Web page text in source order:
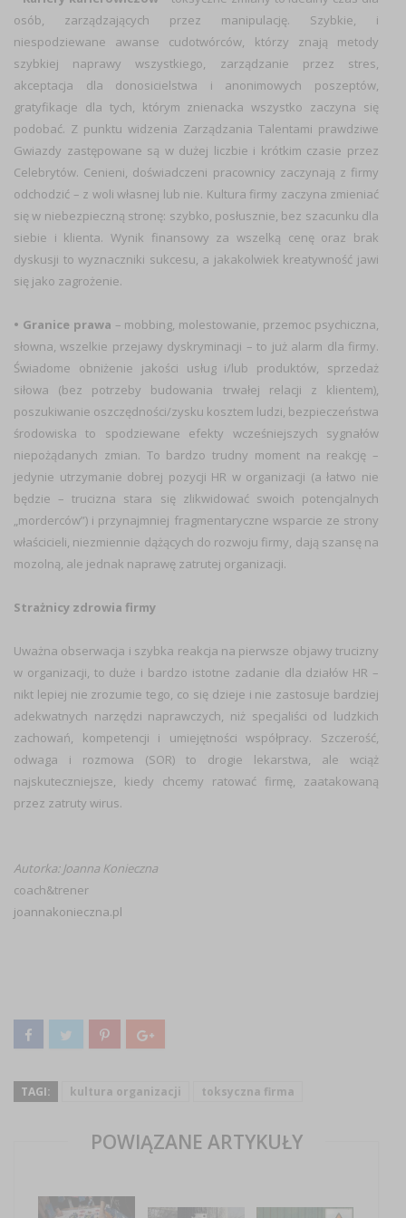
osób, zarządzających przez manipulację. Szybkie, i
niespodziewane awanse cudotwórców, którzy znają metody
szybkiej naprawy wszystkiego, zarządzanie przez stres,
akceptacja dla donosicielstwa i anonimowych poszeptów,
gratyfikacje dla tych, którym znienacka wszystko zaczyna się
podobać. Z punktu widzenia Zarządzania Talentami prawdziwe
Gwiazdy zastępowane są w dużej liczbie i krótkim czasie przez
Celebrytów. Cenieni, doświadczeni pracownicy zaczynają z firmy
odchodzić – z woli własnej lub nie. Kultura firmy zaczyna zmieniać
się w niebezpieczną stronę: szybko, posłusznie, bez szacunku dla
siebie i klienta. Wynik finansowy za wszelką cenę oraz brak
dyskusji to wyznaczniki sukcesu, a jakakolwiek kreatywność jawi
się jako zagrożenie.
• Granice prawa – mobbing, molestowanie, przemoc psychiczna,
słowna, wszelkie przejawy dyskryminacji – to już alarm dla firmy.
Świadome obniżenie jakości usług i/lub produktów, sprzedaż
siłowa (bez potrzeby budowania trwałej relacji z klientem),
poszukiwanie oszczędności/zysku kosztem ludzi, bezpieczeństwa
środowiska to spodziewane efekty wcześniejszych sygnałów
niepożądanych zmian. To bardzo trudny moment na reakcję –
jedynie utrzymanie dobrej pozycji HR w organizacji (a łatwo nie
będzie – trucizna stara się zlikwidować swoich potencjalnych
„morderców”) i przynajmniej fragmentaryczne wsparcie ze strony
właścicieli, niezmiennie dążących do rozwoju firmy, dają szansę na
mozolną, ale jednak naprawę zatrutej organizacji.
Strażnicy zdrowia firmy
Uważna obserwacja i szybka reakcja na pierwsze objawy trucizny
w organizacji, to duże i bardzo istotne zadanie dla działów HR –
nikt lepiej nie zrozumie tego, co się dzieje i nie zastosuje bardziej
adekwatnych narzędzi naprawczych, niż specjaliści od ludzkich
zachowań, kompetencji i umiejętności współpracy. Szczerość,
odwaga i rozmowa (SOR) to drogie lekarstwa, ale wciąż
najskuteczniejsze, kiedy chcemy ratować firmę, zaatakowaną
przez zatruty wirus.
Autorka: Joanna Konieczna
coach&trener
joannakonieczna.pl
TAGI: kultura organizacji toksyczna firma
POWIĄZANE ARTYKUŁY